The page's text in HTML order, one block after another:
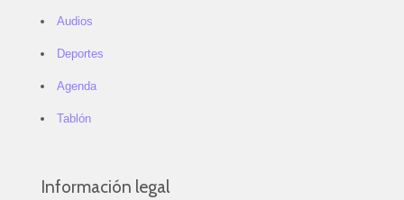
Audios
Deportes
Agenda
Tablón
Información legal